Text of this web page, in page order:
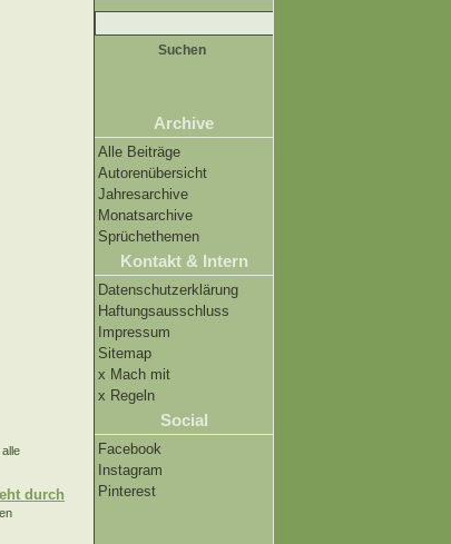
Suche
nach:
Archive
Alle Beiträge
Autorenübersicht
Jahresarchive
Monatsarchive
Sprüchethemen
Kontakt & Intern
Datenschutzerklärung
Haftungsausschluss
Impressum
Sitemap
x Mach mit
x Regeln
Social
Facebook
Instagram
Pinterest
durch